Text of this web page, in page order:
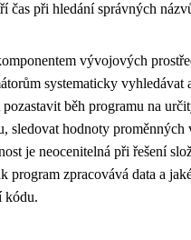
čas při hledání správných
vývojových
systematicky
běh programu na
sledovat hodnoty
je neocenitelná při řešení
program zpracovává data a
kódu.